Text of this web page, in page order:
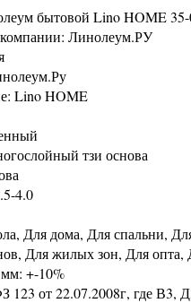
бытовой Lino HOME
компании: Линолеум.РУ
Lino HOME
тзи основа
4.0
Для дома, Для спальни,
Для жилых зон, Для опта,
+-10%
123 от 22.07.2008г, где В3,